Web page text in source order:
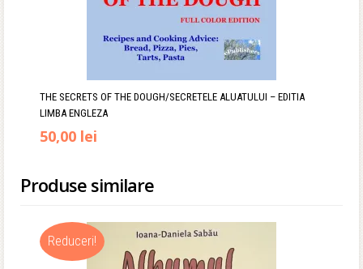
THE SECRETS OF THE DOUGH/SECRETELE ALUATULUI – EDITIA
LIMBA ENGLEZA
Prețul
a
fost:
70,00 lei.
50,00 lei
este:
50,00 lei.
Produse similare
Reduceri!